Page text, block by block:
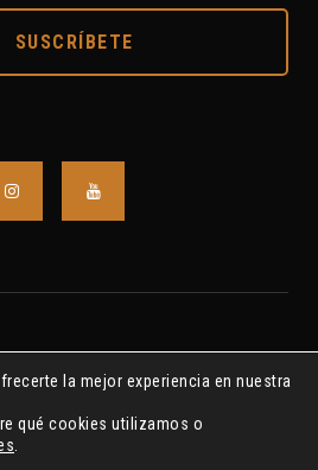
SUSCRÍBETE
©2018-2022 S.A.I.P.CLAVE7
la mejor experiencia en nuestra
qué cookies utilizamos o